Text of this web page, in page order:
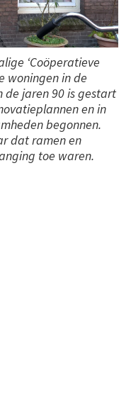
‘Coöperatieve
woningen in de
jaren 90 is gestart
en in
begonnen.
dat ramen en
toe waren.